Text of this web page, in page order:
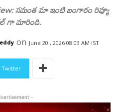
సమంత మా ఇంటి బంగారం రివ్యూ
గా మారింది.
on June 20 , 2026 08:03 AM IST
Twitter
-